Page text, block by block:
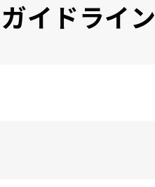
イドライン